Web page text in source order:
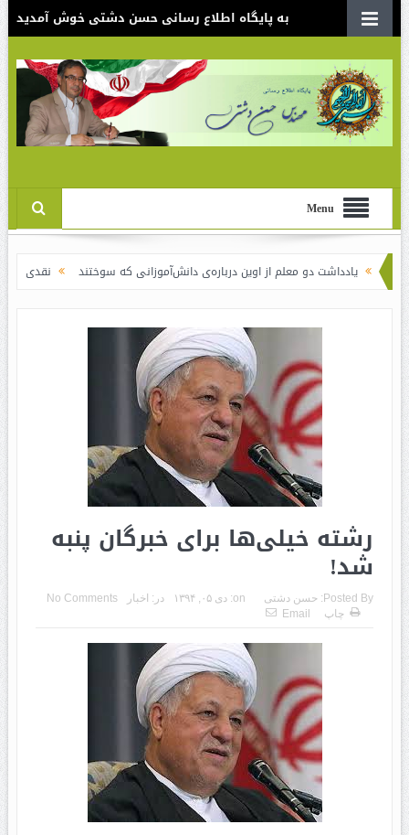
به پایگاه اطلاع رسانی حسن دشتی خوش آمدید
Menu
دو معلم از اوین درباره‌ی دانش‌آموزانی که سوختند نقدی بر سند الگوی
رشته خیلی‌ها برای خبرگان پنبه
شد!
Posted By: حسن دشتی on: دی ۰۵, ۱۳۹۴ در: اخبار
No Comments
چاپ
Email